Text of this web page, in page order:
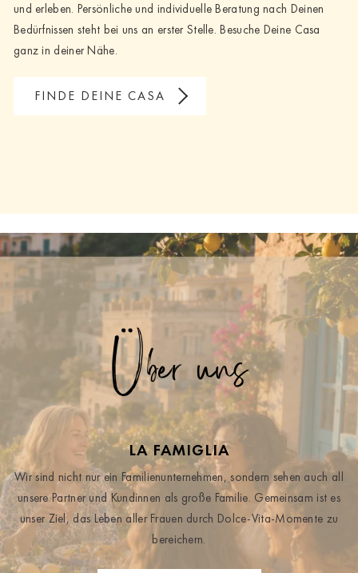
und erleben. Persönliche und individuelle Beratung nach Deinen
Bedürfnissen steht bei uns an erster Stelle. Besuche Deine Casa
ganz in deiner Nähe.
FINDE DEINE CASA
Über uns
LA FAMIGLIA
Wir sind nicht nur ein Familienunternehmen, sondern sehen auch all
unsere Partner und Kundinnen als große Familie. Gemeinsam ist es
unser Ziel, das Leben aller Frauen durch Dolce-Vita-Momente zu
bereichern.